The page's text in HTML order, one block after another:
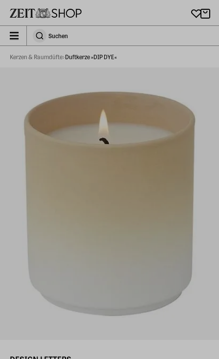
zeit_storefront.components.search.collapsed
SuchenSuchen
Kerzen & Raumdüfte Duftkerze »DIP DYE«